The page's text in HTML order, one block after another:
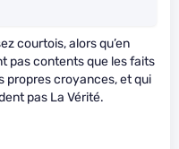
courtois, alors qu’en
pas contents que les faits
propres croyances, et qui
pas La Vérité.